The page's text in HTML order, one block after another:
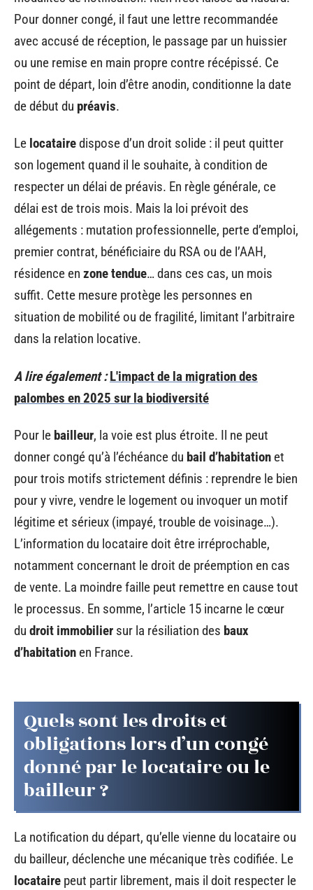
Pour donner congé, il faut une lettre recommandée
avec accusé de réception, le passage par un huissier
ou une remise en main propre contre récépissé. Ce
point de départ, loin d’être anodin, conditionne la date
de début du préavis.
Le locatairedispose d’un droit solide : il peut quitter
son logement quand il le souhaite, à condition de
respecter un délai de préavis. En règle générale, ce
délai est de trois mois. Mais la loi prévoit des
allégements : mutation professionnelle, perte d’emploi,
premier contrat, bénéficiaire du RSA ou de l’AAH,
résidence en zone tendue… dans ces cas, un mois
suffit. Cette mesure protège les personnes en
situation de mobilité ou de fragilité, limitant l’arbitraire
dans la relation locative.
A lire également : L'impact de la migration des
palombes en 2025 sur la biodiversité
Pour le bailleur, la voie est plus étroite. Il ne peut
donner congé qu’à l’échéance du bail d’habitation et
pour trois motifs strictement définis : reprendre le bien
pour y vivre, vendre le logement ou invoquer un motif
légitime et sérieux (impayé, trouble de voisinage…).
L’information du locataire doit être irréprochable,
notamment concernant le droit de préemption en cas
de vente. La moindre faille peut remettre en cause tout
le processus. En somme, l’article 15 incarne le cœur
du droit immobilier sur la résiliation des baux
d’habitation en France.
Quels sont les droits et
obligations lors d’un congé
donné par le locataire ou le
bailleur ?
La notification du départ, qu’elle vienne du locataire ou
du bailleur, déclenche une mécanique très codifiée. Le
locataire peut partir librement, mais il doit respecter le